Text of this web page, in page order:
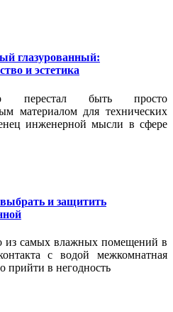
глазурованный:
и эстетика
перестал быть просто
материалом для технических
инженерной мысли в сфере
и защитить
из самых влажных помещений в
с водой межкомнатная
прийти в негодность